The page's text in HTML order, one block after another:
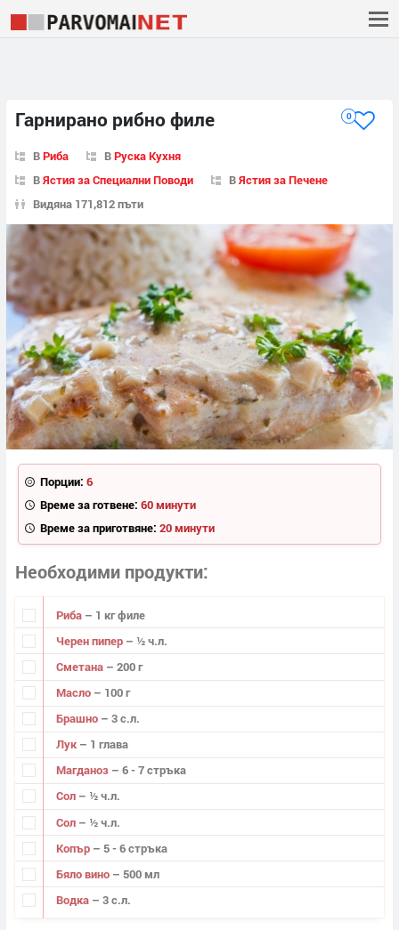
Гарнирано рибно филе 0
ВРиба ВРуска Кухня
ВЯстия за Специални Поводи ВЯстия за Печене
Видяна 171,812 пъти
Порции: 6
Време за готвене: 60 минути
Време за приготвяне: 20 минути
Необходими продукти
Риба – 1 кг филе
Черен пипер – ½ ч.л.
Сметана – 200 г
Масло – 100 г
Брашно – 3 с.л.
Лук – 1 глава
Магданоз – 6 - 7 стръка
Сол – ½ ч.л.
Сол – ½ ч.л.
Копър – 5 - 6 стръка
Бяло вино – 500 мл
Водка – 3 с.л.